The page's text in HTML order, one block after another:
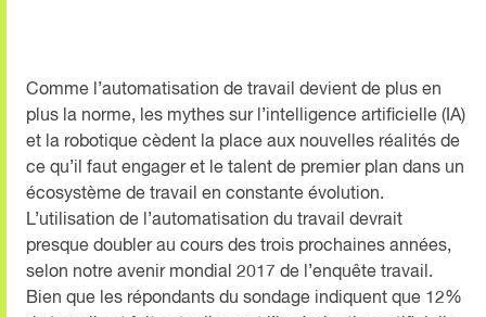
Comme l’automatisation de travail devient de plus en
plus la norme, les mythes sur l’intelligence artificielle (IA)
et la robotique cèdent la place aux nouvelles réalités de
ce qu’il faut engager et le talent de premier plan dans un
écosystème de travail en constante évolution.
L’utilisation de l’automatisation du travail devrait
presque doubler au cours des trois prochaines années,
selon notre avenir mondial 2017 de l’enquête travail.
Bien que les répondants du sondage indiquent que 12%